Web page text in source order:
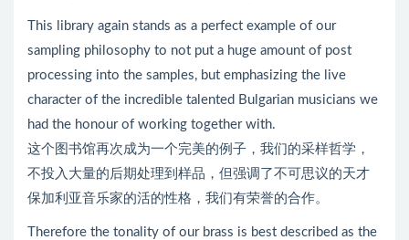
This library again stands as a perfect example of our
sampling philosophy to not put a huge amount of post
processing into the samples, but emphasizing the live
character of the incredible talented Bulgarian musicians we
had the honour of working together with.
这个图书馆再次成为一个完美的例子，我们的采样哲学，
不投入大量的后期处理到样品，但强调了不可思议的天才
保加利亚音乐家的活的性格，我们有荣誉的合作。
Therefore the tonality of our brass is best described as the